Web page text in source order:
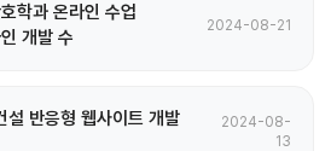
학과 온라인 수업
개발 수
2024-08-21
설 반응형 웹사이트 개발
2024-08-
13